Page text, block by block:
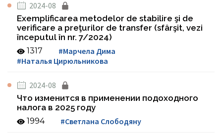
2024-08
Exemplificarea metodelor de stabilire şi de
verificare a preţurilor de transfer (sfârşit, vezi
începutul în nr. 7/2024)
1317
#Марчела Дима
#Наталья Цирюльникова
2024-08
Что изменится в применении подоходного
налога в 2025 году
1994 #Светлана Слободяну